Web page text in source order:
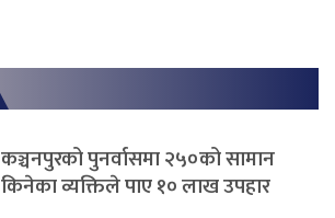
कञ्चनपुरको पुनर्वासमा २५०को सामान
किनेका व्यक्तिले पाए १० लाख उपहार